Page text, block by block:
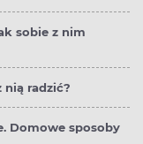
sobie z nim
radzić?
Domowe sposoby